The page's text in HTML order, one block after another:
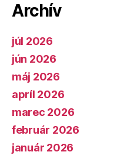
Archív
júl 2026
jún 2026
máj 2026
apríl 2026
marec 2026
február 2026
január 2026